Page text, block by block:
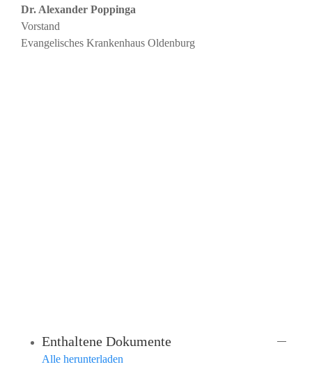
Dr. Alexander Poppinga
Vorstand
Evangelisches Krankenhaus Oldenburg
Enthaltene Dokumente
Alle herunterladen